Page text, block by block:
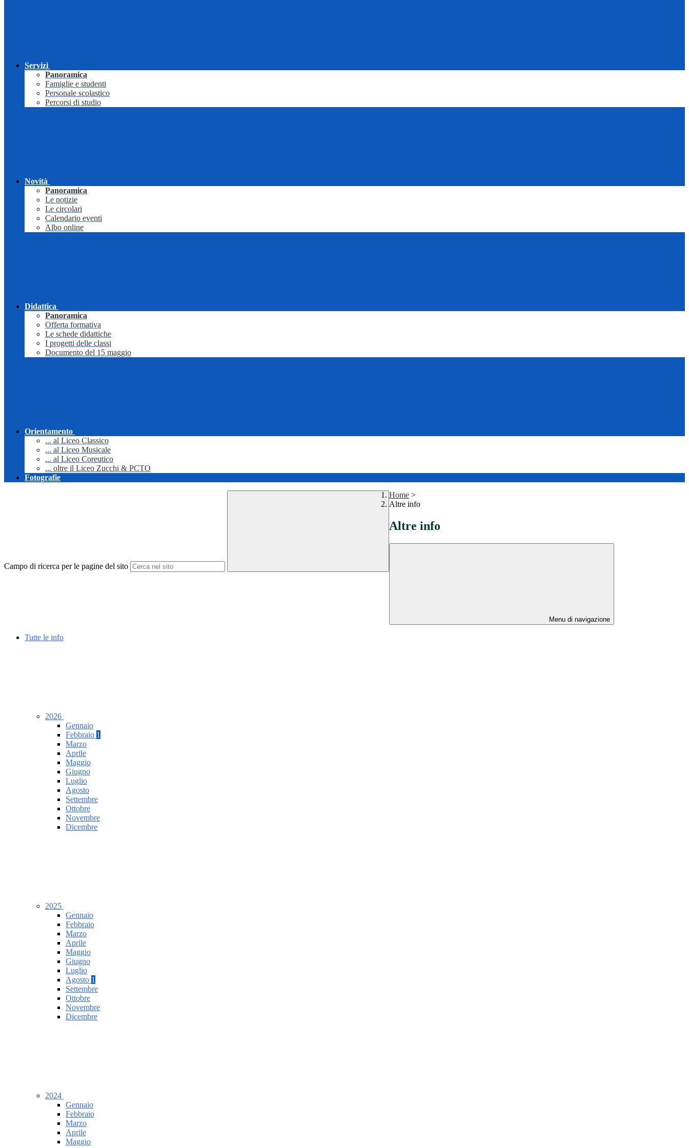
Servizi
Panoramica
Famiglie e studenti
Personale scolastico
Percorsi di studio
Novità
Panoramica
Le notizie
Le circolari
Calendario eventi
Albo online
Didattica
Panoramica
Offerta formativa
Le schede didattiche
I progetti delle classi
Documento del 15 maggio
Orientamento
... al Liceo Classico
... al Liceo Musicale
... al Liceo Coreutico
... oltre il Liceo Zucchi & PCTO
Fotografie
Campo di ricerca per le pagine del sito
Home >
Altre info
Altre info
Menu di navigazione
Tutte le info
2026
Gennaio
Febbraio 1
Marzo
Aprile
Maggio
Giugno
Luglio
Agosto
Settembre
Ottobre
Novembre
Dicembre
2025
Gennaio
Febbraio
Marzo
Aprile
Maggio
Giugno
Luglio
Agosto 1
Settembre
Ottobre
Novembre
Dicembre
2024
Gennaio
Febbraio
Marzo
Aprile
Maggio